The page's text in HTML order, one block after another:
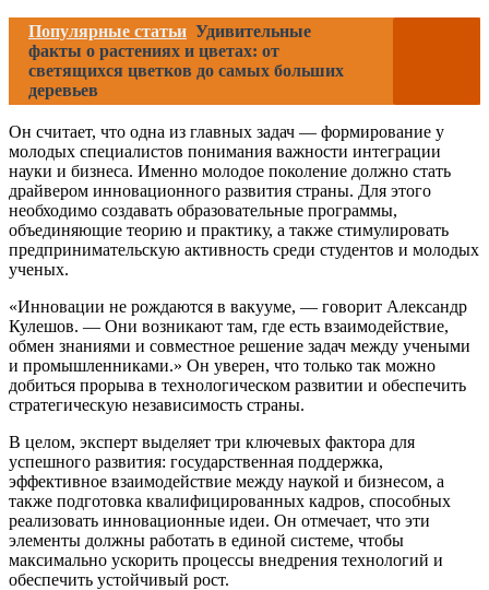
Популярные статьи Удивительные
факты о растениях и цветах: от
светящихся цветков до самых больших
деревьев
Он считает, что одна из главных задач — формирование у
молодых специалистов понимания важности интеграции
науки и бизнеса. Именно молодое поколение должно стать
драйвером инновационного развития страны. Для этого
необходимо создавать образовательные программы,
объединяющие теорию и практику, а также стимулировать
предпринимательскую активность среди студентов и молодых
ученых.
«Инновации не рождаются в вакууме, — говорит Александр
Кулешов. — Они возникают там, где есть взаимодействие,
обмен знаниями и совместное решение задач между учеными
и промышленниками.» Он уверен, что только так можно
добиться прорыва в технологическом развитии и обеспечить
стратегическую независимость страны.
В целом, эксперт выделяет три ключевых фактора для
успешного развития: государственная поддержка,
эффективное взаимодействие между наукой и бизнесом, а
также подготовка квалифицированных кадров, способных
реализовать инновационные идеи. Он отмечает, что эти
элементы должны работать в единой системе, чтобы
максимально ускорить процессы внедрения технологий и
обеспечить устойчивый рост.